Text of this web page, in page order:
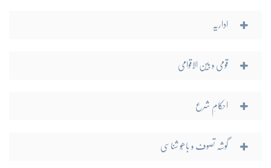
اداریہ
قومی و بین الاقوامی
احکامِ شرع
گوشہ تصوف و باھُو شناسی